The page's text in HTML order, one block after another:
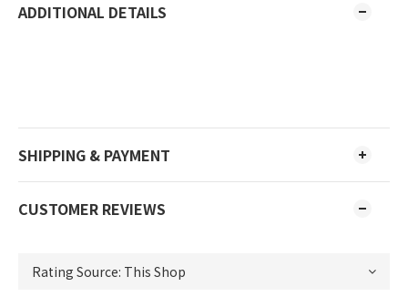
ADDITIONAL DETAILS
SHIPPING & PAYMENT
CUSTOMER REVIEWS